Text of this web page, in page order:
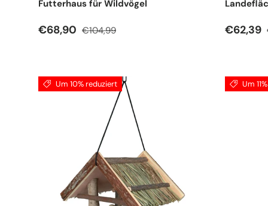
Futterhaus für Wildvögel
Verkaufspreis
€68,90 Normaler Preis
€104,99 €62,39
Um 10% reduziert Um